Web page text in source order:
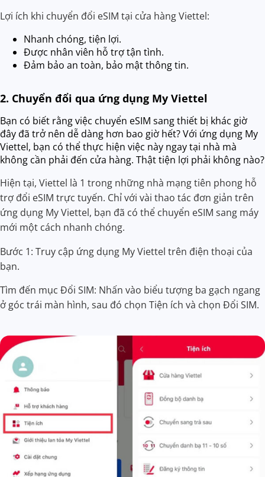
Lợi ích khi chuyển đổi eSIM tại cửa hàng Viettel:
Nhanh chóng, tiện lợi.
Được nhân viên hỗ trợ tận tình.
Đảm bảo an toàn, bảo mật thông tin.
2. Chuyển đổi qua ứng dụng My Viettel
Bạn có biết rằng việc chuyển eSIM sang thiết bị khác giờ
đây đã trở nên dễ dàng hơn bao giờ hết? Với ứng dụng My
Viettel, bạn có thể thực hiện việc này ngay tại nhà mà
không cần phải đến cửa hàng. Thật tiện lợi phải không nào?
Hiện tại, Viettel là 1 trong những nhà mạng tiên phong hỗ
trợ đổi eSIM trực tuyến. Chỉ với vài thao tác đơn giản trên
ứng dụng My Viettel, bạn đã có thể chuyển eSIM sang máy
mới một cách nhanh chóng.
Bước 1: Truy cập ứng dụng My Viettel trên điện thoại của
bạn.
Tìm đến mục Đổi SIM: Nhấn vào biểu tượng ba gạch ngang
ở góc trái màn hình, sau đó chọn Tiện ích và chọn Đổi SIM.